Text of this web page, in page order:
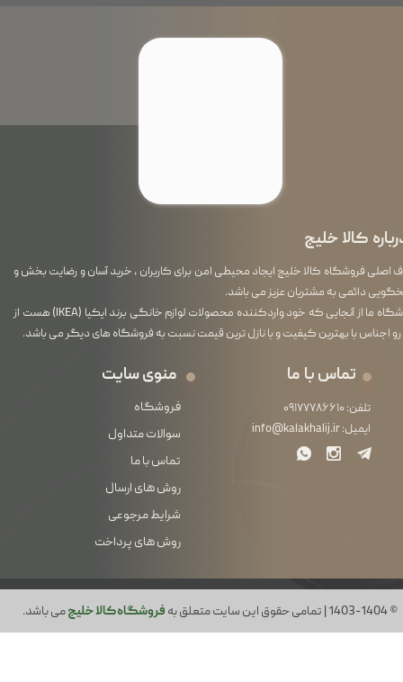
© 1403-1404 | تمامی حقوق این سایت متعلق به فروشگاه کالا خلیجمی باشد.
کالا خلیج
اصلی فروشگاه کالا خلیج ایجاد محیطی امن برای کاربران ، خرید آسان و رضایت بخش و
دائمی به مشتریان عزیز می باشد.
فروشگاه ما از آنجایی که خود واردکننده محصولات لوازم خانگی برند ایکیا (IKEA) هست از
رو اجناس با بهترین کیفیت و با نازل ترین قیمت نسبت به فروشگاه های دیگر می باشد.
منوی سایت
فروشگاه
سوالات متداول
تماس با ما
روش های ارسال
شرایط مرجوعی
روش های پرداخت
تماس با ما
تلفن: ۰۹۱۷۷۷۸۶۶۱۰
ایمیل:info@kalakhalij.ir